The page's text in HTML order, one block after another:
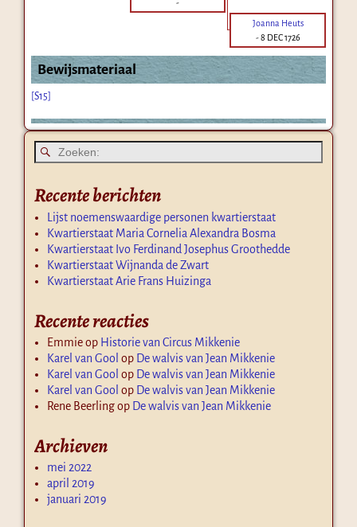
-
Joanna Heuts
-8 DEC 1726
Bewijsmateriaal
[S15]
Recente berichten
Lijst noemenswaardige personen kwartierstaat
Kwartierstaat Maria Cornelia Alexandra Bosma
Kwartierstaat Ivo Ferdinand Josephus Groothedde
Kwartierstaat Wijnanda de Zwart
Kwartierstaat Arie Frans Huizinga
Recente reacties
Emmieop Historie van Circus Mikkenie
Karel van Gool op De walvis van Jean Mikkenie
Karel van Gool op De walvis van Jean Mikkenie
Karel van Gool op De walvis van Jean Mikkenie
Rene Beerlingop De walvis van Jean Mikkenie
Archieven
mei 2022
april 2019
januari 2019